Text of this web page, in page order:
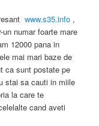
www.s35.info ,
un numar foarte mare
12000 pana in
mai mari baze de
ca sunt postate pe
stai sa cauti in miile
la care te
cand aveti